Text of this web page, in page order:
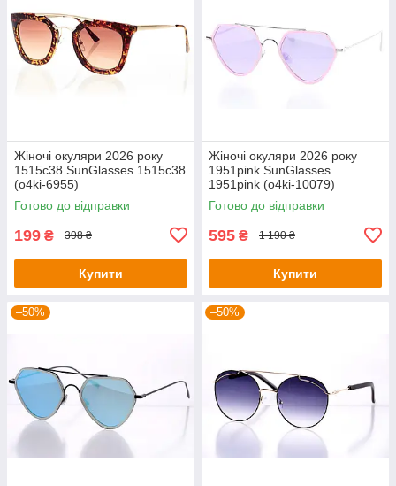
Жіночі окуляри 2026 року
1515c38 SunGlasses 1515c38
(o4ki-6955)
Готово до відправки
199 ₴ 398 ₴
Купити
Жіночі окуляри 2026 року
1951pink SunGlasses
1951pink (o4ki-10079)
Готово до відправки
595 ₴ 1 190 ₴
Купити
–50% –50%